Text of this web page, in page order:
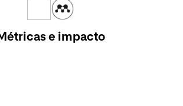
e impacto